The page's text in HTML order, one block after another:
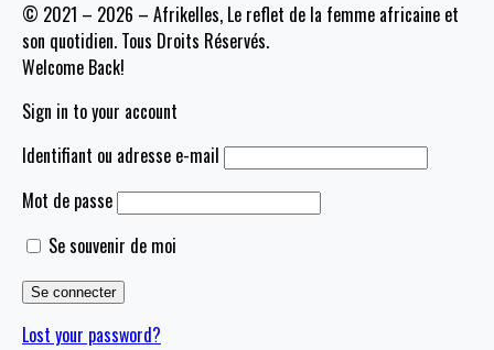
© 2021 – 2026 – Afrikelles, Le reflet de la femme africaine et
son quotidien. Tous Droits Réservés.
Welcome Back!
Sign in to your account
Identifiant ou adresse e-mail
Mot de passe
Se souvenir de moi
Lost your password?